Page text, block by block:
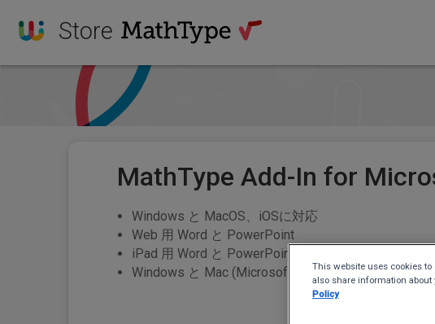
Store
MathType Add-In for
Windows と MacOS、iOSに対応
Web 用 Word と PowerPoint
iPad 用 Word と PowerPoint
Windows と Mac (Microsoft 365 と Office 2021) 用
This website uses cookies
also share information
Policy